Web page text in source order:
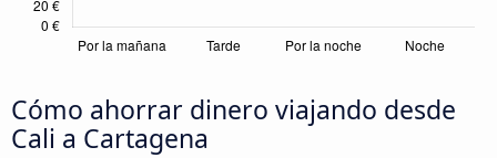
Cómo ahorrar dinero viajando desde
Cali a Cartagena